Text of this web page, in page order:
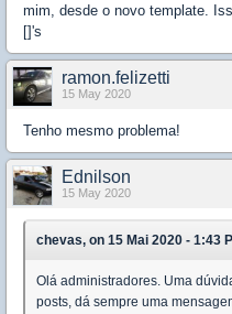
mim, desde o novo template.
[]'s
ramon.felizetti
15 May 2020
Tenho mesmo problema!
Ednilson
15 May 2020
chevas, on 15 Mai 2020 - 1:43
Olá administradores. Uma
posts, dá sempre uma